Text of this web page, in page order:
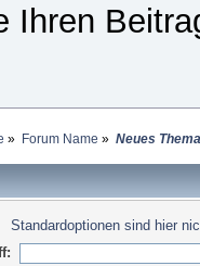
Ihren
» Forum Name » Neues
Standardoptionen sind hier